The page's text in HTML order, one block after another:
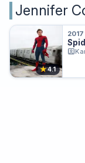
Jennifer
★4.1
2017